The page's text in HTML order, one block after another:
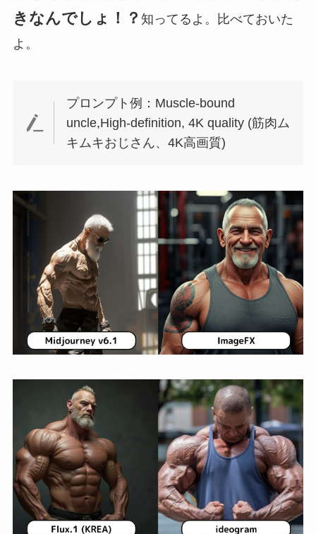
きなんでしょ！？ 知ってるよ。比べておいた
よ。
プロンプト例：Muscle-bound
uncle,High-definition, 4K quality (筋肉ム
キムキおじさん、4K高画質)